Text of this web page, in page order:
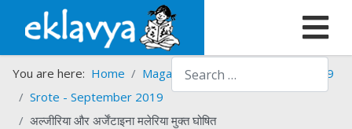
Search
You are here: Home Magazines Srote
Srote - 2019
Srote - September 2019
अल्जीरिया और अर्जेंटाइना मलेरिया मुक्त घोषित